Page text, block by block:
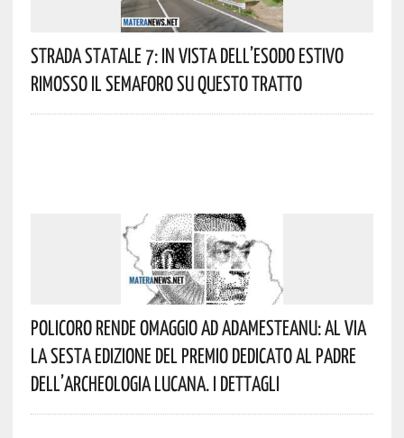
Strada Statale 7: In Vista Dell’esodo Estivo
Rimosso Il Semaforo Su Questo Tratto
Policoro Rende Omaggio Ad Adamesteanu: Al Via
La Sesta Edizione Del Premio Dedicato Al Padre
Dell’archeologia Lucana. I Dettagli